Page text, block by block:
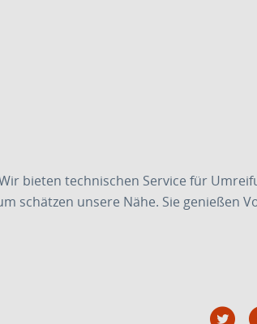
bieten technischen Service für
schätzen unsere Nähe. Sie genießen